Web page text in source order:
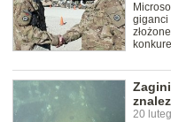
giganci
20